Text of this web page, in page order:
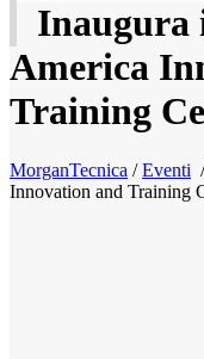
Inaugura
America
Training
MorganTecnica /Eventi
Innovation and Training